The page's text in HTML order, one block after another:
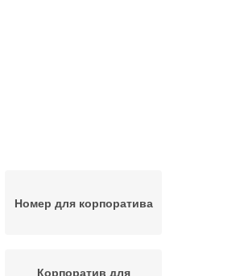
Номер для корпоратива
Корпоратив для